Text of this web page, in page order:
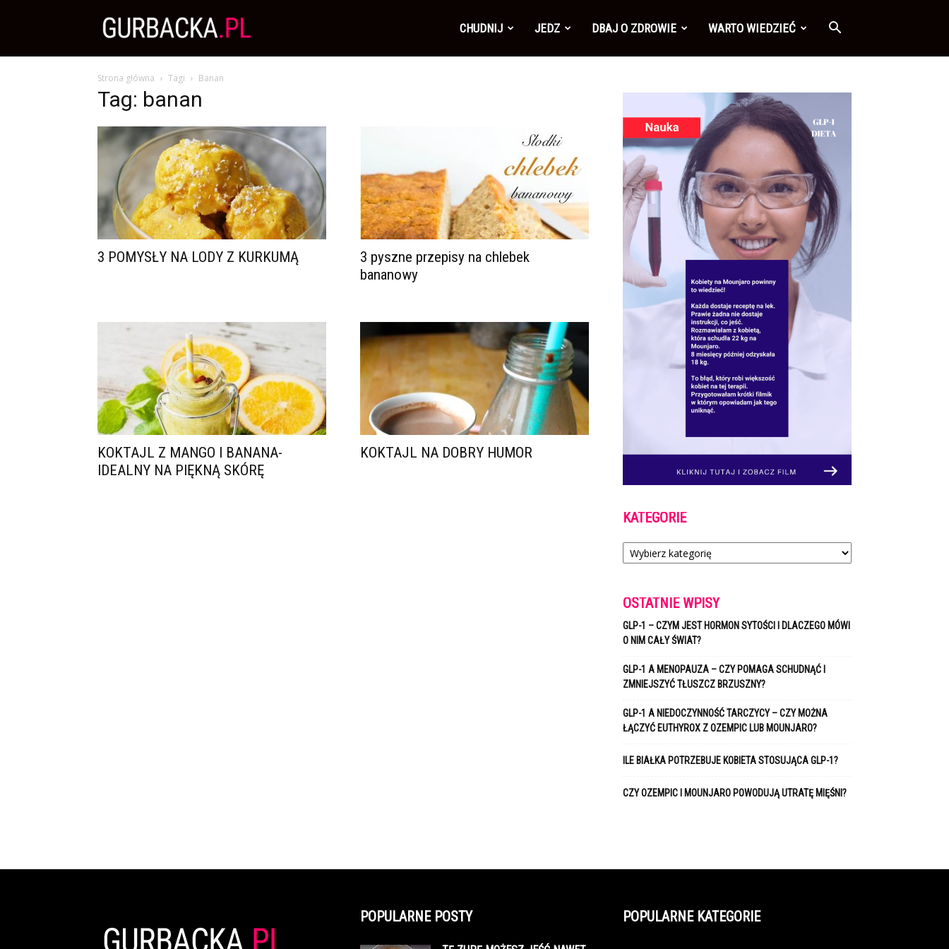
Odchudzanie
i
przepisy
CHUDNIJ JEDZ DBAJ O ZDROWIE WARTO WIEDZIEĆ
Strona główna Tagi Banan
Tag: banan
3 POMYSŁY NA LODY Z KURKUMĄ
3 pyszne przepisy na chlebek
bananowy
KOKTAJL Z MANGO I BANANA-
IDEALNY NA PIĘKNĄ SKÓRĘ
KOKTAJL NA DOBRY HUMOR
KATEGORIE
Kategorie
OSTATNIE WPISY
GLP-1 – CZYM JEST HORMON SYTOŚCI I DLACZEGO MÓWI
O NIM CAŁY ŚWIAT?
GLP-1 A MENOPAUZA – CZY POMAGA SCHUDNĄĆ I
ZMNIEJSZYĆ TŁUSZCZ BRZUSZNY?
GLP-1 A NIEDOCZYNNOŚĆ TARCZYCY – CZY MOŻNA
ŁĄCZYĆ EUTHYROX Z OZEMPIC LUB MOUNJARO?
ILE BIAŁKA POTRZEBUJE KOBIETA STOSUJĄCA GLP-1?
CZY OZEMPIC I MOUNJARO POWODUJĄ UTRATĘ MIĘŚNI?
POPULARNE POSTY POPULARNE KATEGORIE